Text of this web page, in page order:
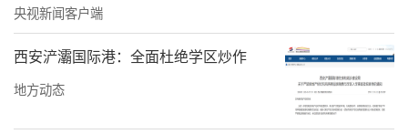
央视新闻客户端
西安浐灞国际港：全面杜绝学区炒作
地方动态